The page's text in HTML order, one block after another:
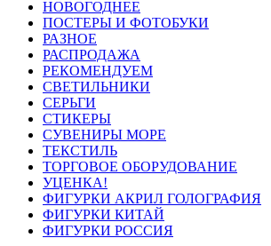
НОВОГОДНЕЕ
ПОСТЕРЫ И ФОТОБУКИ
РАЗНОЕ
РАСПРОДАЖА
РЕКОМЕНДУЕМ
СВЕТИЛЬНИКИ
СЕРЬГИ
СТИКЕРЫ
СУВЕНИРЫ МОРЕ
ТЕКСТИЛЬ
ТОРГОВОЕ ОБОРУДОВАНИЕ
УЦЕНКА!
ФИГУРКИ АКРИЛ ГОЛОГРАФИЯ
ФИГУРКИ КИТАЙ
ФИГУРКИ РОССИЯ